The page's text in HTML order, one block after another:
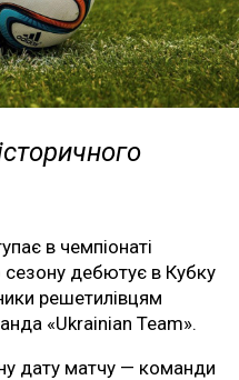
в чемпіонаті
сезону дебютує в Кубку
решетилівцям
«Ukrainian Team».
дату матчу — команди